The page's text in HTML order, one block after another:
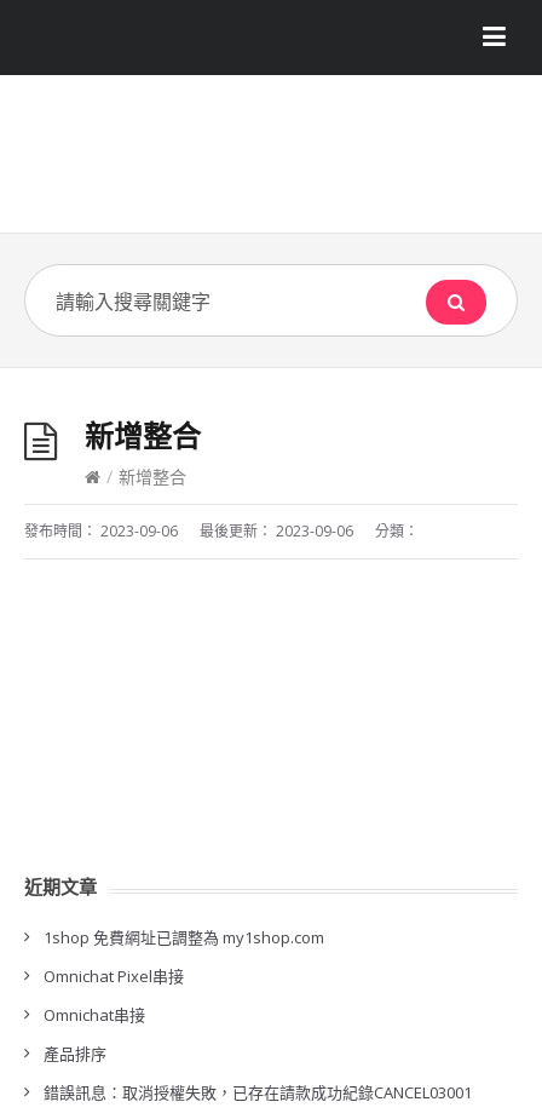
新增整合
/ 新增整合
發布時間： 2023-09-06 最後更新： 2023-09-06 分類：
近期文章
1shop 免費網址已調整為 my1shop.com
Omnichat Pixel串接
Omnichat串接
產品排序
錯誤訊息：取消授權失敗，已存在請款成功紀錄CANCEL03001